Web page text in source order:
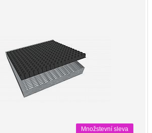
Množstevní sleva